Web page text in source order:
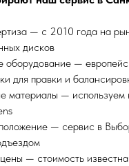
— c 2010 года на
дисков
оборудование —
для правки и
материалы — используем
— сервис в
— стоимость известна